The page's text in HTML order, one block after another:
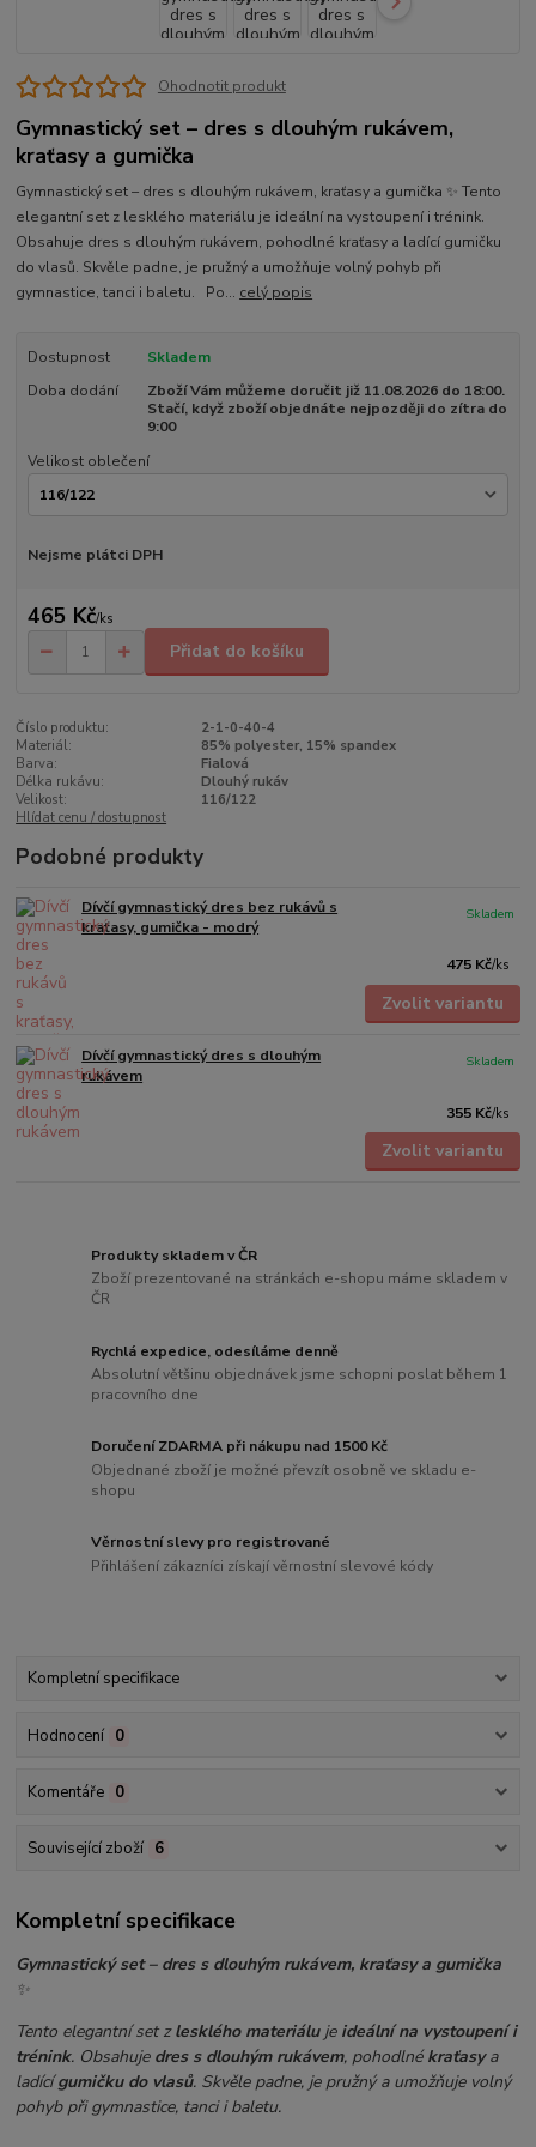
Ohodnotit produkt
Gymnastický set – dres s dlouhým rukávem,
kraťasy a gumička
Gymnastický set – dres s dlouhým rukávem, kraťasy a gumička ✨ Tento
elegantní set z lesklého materiálu je ideální na vystoupení i trénink.
Obsahuje dres s dlouhým rukávem, pohodlné kraťasy a ladící gumičku
do vlasů. Skvěle padne, je pružný a umožňuje volný pohyb při
gymnastice, tanci i baletu. Po... celý popis
Dostupnost
Skladem
Doba dodání
Zboží Vám můžeme doručit již 11.08.2026 do 18:00.
Stačí, když zboží objednáte nejpozději do zítra do
9:00
Velikost oblečení
Nejsme plátci DPH
465 Kč/ks
Přidat do košíku
Číslo produktu:
2-1-0-40-4
Materiál:
85% polyester, 15% spandex
Barva:
Fialová
Délka rukávu:
Dlouhý rukáv
Velikost:
116/122
Hlídat cenu / dostupnost
Podobné produkty
Dívčí gymnastický dres bez rukávů s
kraťasy, gumička - modrý
475 Kč/ks
Skladem
Zvolit variantu
Dívčí gymnastický dres s dlouhým
rukávem
355 Kč/ks
Skladem
Zvolit variantu
Produkty skladem v ČR
Zboží prezentované na stránkách e-shopu máme skladem v
ČR
Rychlá expedice, odesíláme denně
Absolutní většinu objednávek jsme schopni poslat během 1
pracovního dne
Doručení ZDARMA při nákupu nad 1500 Kč
Objednané zboží je možné převzít osobně ve skladu e-
shopu
Věrnostní slevy pro registrované
Přihlášení zákazníci získají věrnostní slevové kódy
Kompletní specifikace
Hodnocení 0
Komentáře 0
Související zboží 6
Kompletní specifikace
Gymnastický set – dres s dlouhým rukávem, kraťasy a gumička
✨
Tento elegantní set zlesklého materiáluje ideální na vystoupení i
trénink. Obsahuje dres s dlouhým rukávem, pohodlnékraťasya
ladícígumičku do vlasů. Skvěle padne, je pružný a umožňuje volný
pohyb při gymnastice, tanci i baletu.